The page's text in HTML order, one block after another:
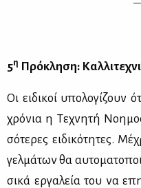
5η Πρό­κλη­ση:
Οι ει­δι­κοί υπο­λο­γί­ζουν
χρό­νια η Τε­χνη­τή
σό­τε­ρες ει­δι­κό­τη­τες.
γελ­μά­των θα
σι­κά ερ­γα­λεία του να